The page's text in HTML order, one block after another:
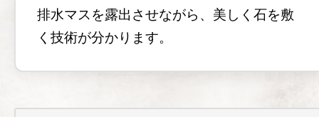
排水マスを露出させながら、美しく石を敷
く技術が分かります。